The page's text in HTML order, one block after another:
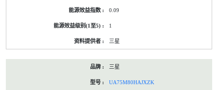
0.09
1
三星
三星
UA75M80HAJXZK